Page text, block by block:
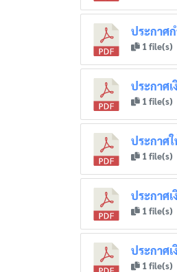
ประกาศ
1 file(s)
ประกาศ
1 file(s)
ประกาศ
1 file(s)
ประกาศ
1 file(s)
ประกาศ
1 file(s)